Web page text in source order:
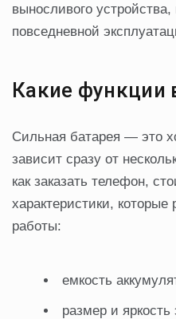
выносливого
повседневной
Какие функции
Сильная батарея — это
зависит сразу от
как заказать телефон,
характеристики,
работы:
емкость
размер и яркость